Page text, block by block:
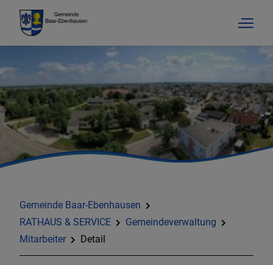
Gemeinde Baar-Ebenhausen
RATHAUS & SERVICE
Gemeindeverwaltung
Mitarbeiter
Detail